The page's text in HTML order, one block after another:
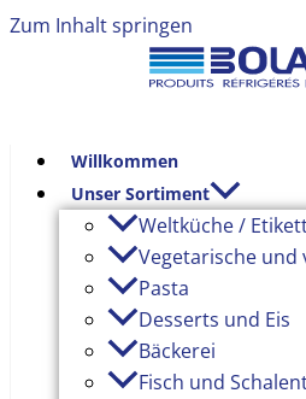
Zum Inhalt springen
Willkommen
Unser Sortiment
Weltküche /
Vegetarische und
Pasta
Desserts und Eis
Bäckerei
Fisch und